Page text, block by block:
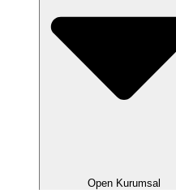
Open Kurumsal